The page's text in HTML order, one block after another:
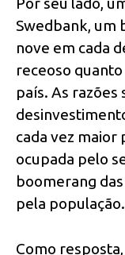
Swedbank, um
nove em cada
receoso
país. As razões
cada vez maior
ocupada pelo
boomerang
pela população.
Como